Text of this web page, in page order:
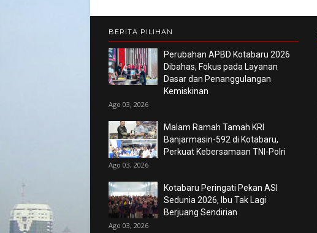
BERITA PILIHAN
Perubahan APBD Kotabaru 2026
Dibahas, Fokus pada Layanan
Dasar dan Penanggulangan
Kemiskinan
Ago 03, 2026
Malam Ramah Tamah KRI
Banjarmasin-592 di Kotabaru,
Perkuat Kebersamaan TNI-Polri
Ago 03, 2026
Kotabaru Peringati Pekan ASI
Sedunia 2026, Ibu Tak Lagi
Berjuang Sendirian
Ago 03, 2026